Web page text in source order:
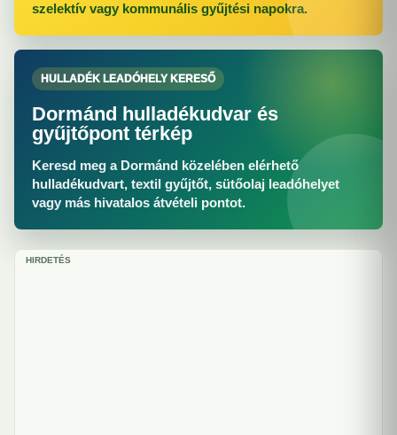
szelektív vagy kommunális gyűjtési napokra.
HULLADÉK LEADÓHELY KERESŐ
Dormánd hulladékudvar és
gyűjtőpont térkép
Keresd meg a Dormánd közelében elérhető
hulladékudvart, textil gyűjtőt, sütőolaj leadóhelyet
vagy más hivatalos átvételi pontot.
HIRDETÉS